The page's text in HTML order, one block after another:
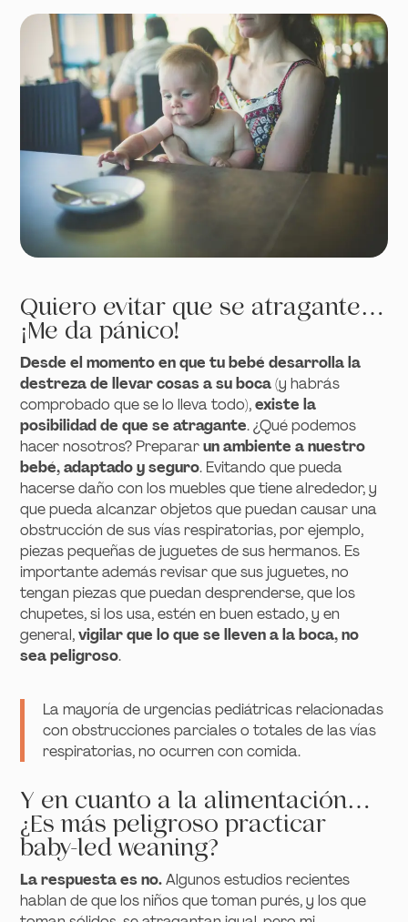
Quiero evitar que se atragante…
¡Me da pánico!
Desde el momento en que tu bebé desarrolla la
destreza de llevar cosas a su boca(y habrás
comprobado que se lo lleva todo),existe la
posibilidad de que se atragante. ¿Qué podemos
hacer nosotros? Prepararun ambiente a nuestro
bebé, adaptado y seguro. Evitando que pueda
hacerse daño con los muebles que tiene alrededor, y
que pueda alcanzar objetos que puedan causar una
obstrucción de sus vías respiratorias, por ejemplo,
piezas pequeñas de juguetes de sus hermanos. Es
importante además revisar que sus juguetes, no
tengan piezas que puedan desprenderse, que los
chupetes, si los usa, estén en buen estado, y en
general,vigilar que lo que se lleven a la boca, no
sea peligroso.
La mayoría de urgencias pediátricas relacionadas
con obstrucciones parciales o totales de las vías
respiratorias, no ocurren con comida.
Y en cuanto a la alimentación…
¿Es más peligroso practicar
baby-led weaning?
La respuesta es no.Algunos estudios recientes
hablan de que los niños que toman purés, y los que